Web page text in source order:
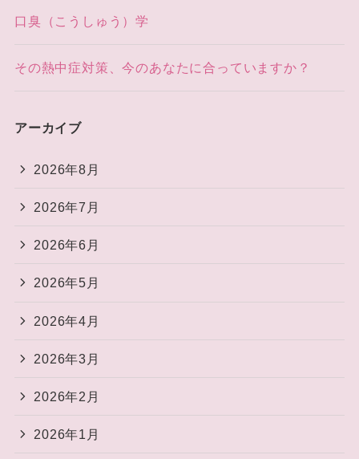
口臭（こうしゅう）学
その熱中症対策、今のあなたに合っていますか？
アーカイブ
2026年8月
2026年7月
2026年6月
2026年5月
2026年4月
2026年3月
2026年2月
2026年1月